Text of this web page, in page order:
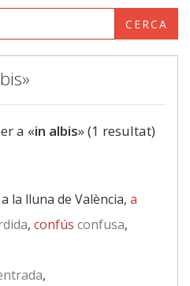
CERCA
a «in albis» (1 resultat)
la lluna de València, a
, confús confusa,
,